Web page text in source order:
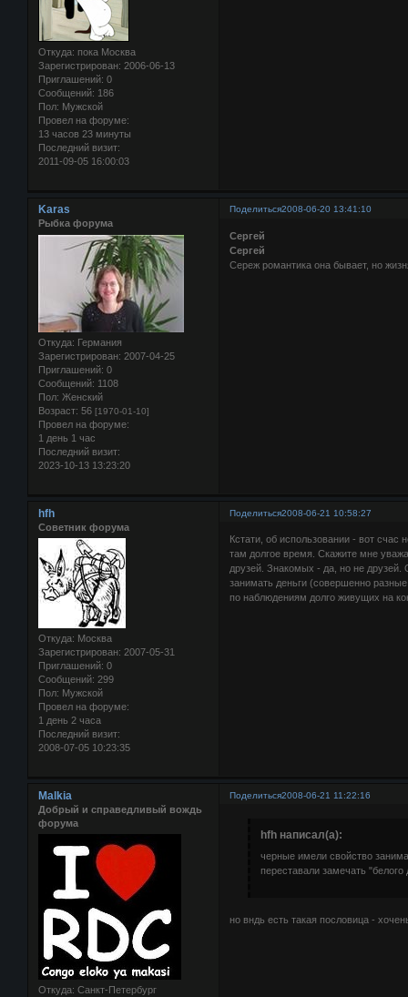
Откуда: пока Москва
Зарегистрирован: 2006-06-13
Приглашений: 0
Сообщений: 186
Пол: Мужской
Провел на форуме:
13 часов 23 минуты
Последний визит:
2011-09-05 16:00:03
Поделиться2008-06-20 13:41:10
Karas
Рыбка форума
Откуда: Германия
Зарегистрирован: 2007-04-25
Приглашений: 0
Сообщений: 1108
Пол: Женский
Возраст: 56 [1970-01-10]
Провел на форуме:
1 день 1 час
Последний визит:
2023-10-13 13:23:20
Сергей
Сергей
Сереж романтика она бывает, но
Поделиться2008-06-21 10:58:27
hfh
Советник форума
Откуда: Москва
Зарегистрирован: 2007-05-31
Приглашений: 0
Сообщений: 299
Пол: Мужской
Провел на форуме:
1 день 2 часа
Последний визит:
2008-07-05 10:23:35
Кстати, об использовании - вот счас
там долгое время. Скажите мне
друзей. Знакомых - да, но не
занимать деньги (совершенно
по наблюдениям долго живущих на
Поделиться2008-06-21 11:22:16
Malkia
Добрый и справедливый вождь
форума
Откуда: Санкт-Петербург
hfh написал(а):
черные имели свойство
переставали замечать "белого
но вндь есть такая пословица -